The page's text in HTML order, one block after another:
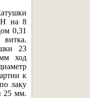
на 8
0,31
23
ход
к
лаку
25 мм.